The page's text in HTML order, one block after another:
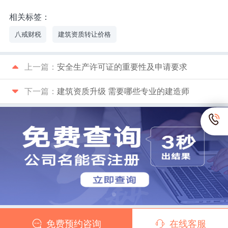
相关标签：
八戒财税 建筑资质转让价格
上一篇： 安全生产许可证的重要性及申请要求
下一篇： 建筑资质升级 需要哪些专业的建造师
Copyright © 2026八戒财税 版权所有 渝ICP备10202274号-4
免费预约咨询 在线客服